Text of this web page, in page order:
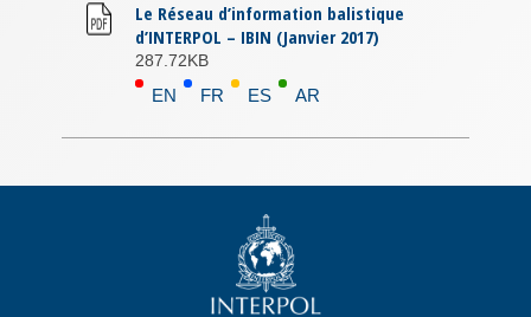
Le Réseau d’information balistique
d’INTERPOL – IBIN (Janvier 2017)
287.72KB
EN FR ES AR